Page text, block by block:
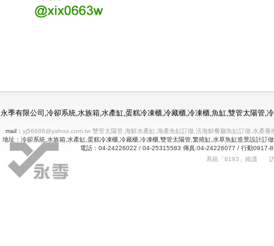
永季有限公司,冷卻系統,水族箱,水產缸,蛋糕冷凍櫃,冷藏櫃,冷凍櫃,魚缸,雙管太陽管
mail： yj56688@yahoo.com.tw 雙管太陽管,海鮮水產缸,海產魚缸訂做,活海鮮餐廳魚缸訂做,水產
地址：冷卻系統,水族箱,水產缸,蛋糕冷凍櫃,冷藏櫃,冷凍櫃,雙管太陽管,繁殖缸,水草魚缸造景設計
電話：04-24226022 / 04-25315583 傳真:04-24226077 / 行動0917-
系統「8193」維護